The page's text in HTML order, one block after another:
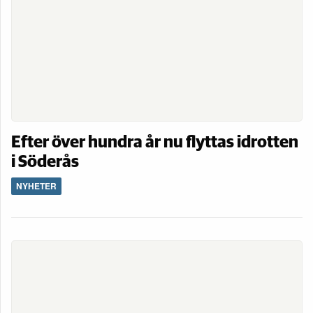
Efter över hundra år nu flyttas idrotten
i Söderås
NYHETER